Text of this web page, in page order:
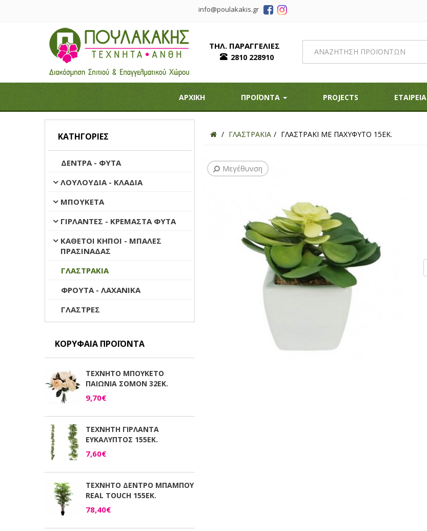
info@poulakakis.gr
ΤΗΛ. ΠΑΡΑΓΓΕΛΙΕΣ
2810 228910
ΑΡΧΙΚΗ ΠΡΟΪΟΝΤΑ PROJECTS ΕΤΑΙΡΕΙΑ
ΚΑΤΗΓΟΡΊΕΣ
ΔΕΝΤΡΑ - ΦΥΤΑ
ΛΟΥΛΟΥΔΙΑ - ΚΛΑΔΙΑ
ΜΠΟΥΚΕΤΑ
ΓΙΡΛΑΝΤΕΣ - ΚΡΕΜΑΣΤΑ ΦΥΤΑ
ΚΑΘΕΤΟΙ ΚΗΠΟΙ - ΜΠΑΛΕΣ
ΠΡΑΣΙΝΑΔΑΣ
ΓΛΑΣΤΡΑΚΙΑ
ΦΡΟΥΤΑ - ΛΑΧΑΝΙΚΑ
ΓΛΑΣΤΡΕΣ
ΚΟΡΥΦΑΊΑ ΠΡΟΪΌΝΤΑ
ΤΕΧΝΗΤΟ ΜΠΟΥΚΕΤΟ
ΠΑΙΩΝΙΑ ΣΟΜΟΝ 32ΕΚ.
9,70€
ΤΕΧΝΗΤΗ ΓΙΡΛΑΝΤΑ
ΕΥΚΑΛΥΠΤΟΣ 155ΕΚ.
7,60€
ΤΕΧΝΗΤΟ ΔΕΝΤΡΟ ΜΠΑΜΠΟΥ
REAL TOUCH 155ΕΚ.
78,40€
ΓΛΑΣΤΡΑΚΙΑ ΓΛΑΣΤΡΑΚΙ ΜΕ ΠΑΧΥΦΥΤΟ 15ΕΚ.
Μεγέθυνση